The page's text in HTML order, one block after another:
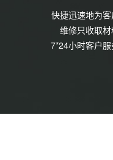
快捷迅速地为
维修只收取
7*24小时客户